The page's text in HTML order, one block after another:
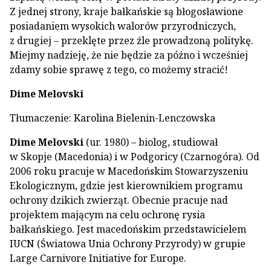
Z jednej strony, kraje bałkańskie są błogosławione
posiadaniem wysokich walorów przyrodniczych,
z drugiej – przeklęte przez źle prowadzoną politykę.
Miejmy nadzieję, że nie będzie za późno i wcześniej
zdamy sobie sprawę z tego, co możemy stracić!
Dime Melovski
Tłumaczenie: Karolina Bielenin-Lenczowska
Dime Melovski (ur. 1980) – biolog, studiował
w Skopje (Macedonia) i w Podgoricy (Czarnogóra). Od
2006 roku pracuje w Macedońskim Stowarzyszeniu
Ekologicznym, gdzie jest kierownikiem programu
ochrony dzikich zwierząt. Obecnie pracuje nad
projektem mającym na celu ochronę rysia
bałkańskiego. Jest macedońskim przedstawicielem
IUCN (Światowa Unia Ochrony Przyrody) w grupie
Large Carnivore Initiative for Europe.